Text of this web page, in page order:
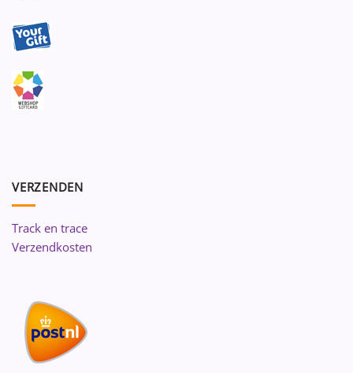
VERZENDEN
Track en trace
Verzendkosten